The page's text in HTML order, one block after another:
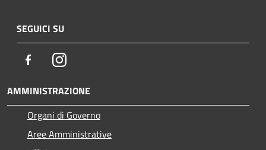
SEGUICI SU
FacebookInstagram
AMMINISTRAZIONE
Organi di Governo
Aree Amministrative